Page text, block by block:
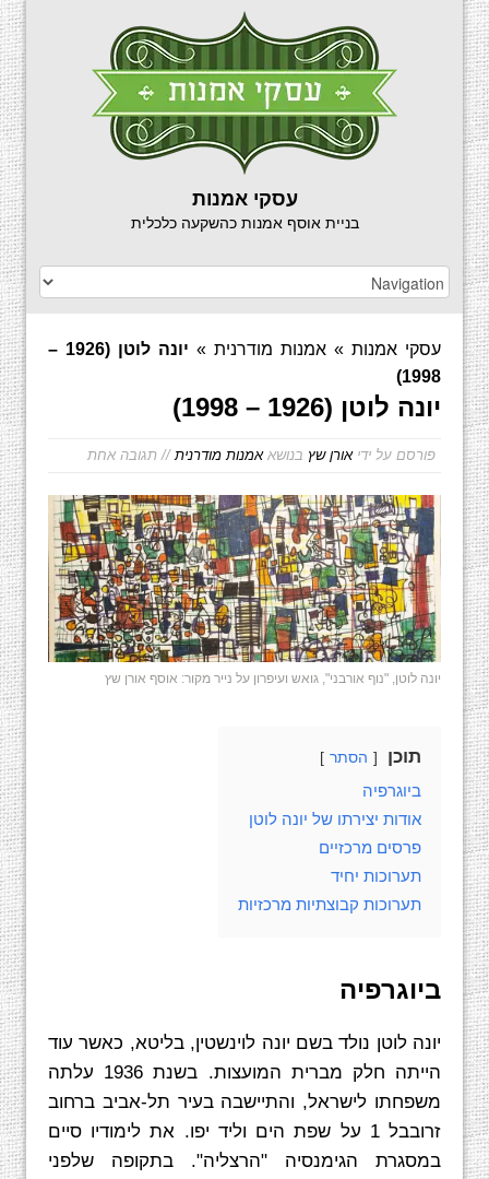
עסקי אמנות
בניית אוסף אמנות כהשקעה כלכלית
עסקי אמנות » אמנות מודרנית »
יונה לוטן (1926 –
1998)
יונה לוטן (1926 – 1998)
פורסם על ידיאורן שץ בנושאאמנות מודרנית// תגובה אחת
יונה לוטן, "נוף אורבני", גואש ועיפרון על נייר מקור: אוסף אורן שץ
תוכן הסתר
ביוגרפיה
אודות יצירתו של יונה לוטן
פרסים מרכזיים
תערוכות יחיד
תערוכות קבוצתיות מרכזיות
ביוגרפיה
יונה לוטן נולד בשם יונה לוינשטין, בליטא, כאשר עוד
הייתה חלק מברית המועצות. בשנת 1936 עלתה
משפחתו לישראל, והתיישבה בעיר תל-אביב ברחוב
זרובבל 1 על שפת הים וליד יפו. את לימודיו סיים
במסגרת הגימנסיה "הרצליה". בתקופה שלפני